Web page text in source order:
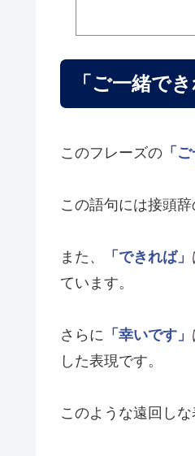
「ご一緒で
このフレーズの 「
この語句には接頭辞
また、 「できれば」
ています。
さらに 「幸いです」
した表現です。
このような遠回し